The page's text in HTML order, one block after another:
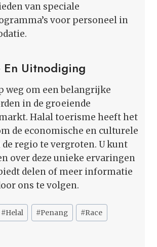
van speciale
voor personeel in
En Uitnodiging
weg om een belangrijke
in de groeiende
Halal toerisme heeft het
de economische en culturele
regio te vergroten. U kunt
over deze unieke ervaringen
delen of meer informatie
ons te volgen.
#Helal #Penang #Race